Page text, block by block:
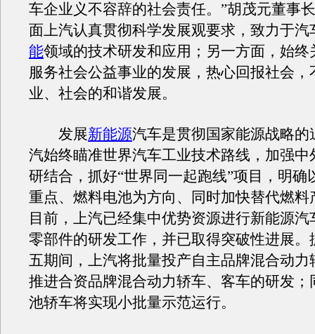
车企业义不容辞的社会责任。”胡茂元董事
面上汽认真贯彻科学发展观要求，致力于汽
能领域的技术研发和应用；另一方面，始终
服务社会公益事业的发展，热心回报社会，
业、社会的和谐发展。
发展新能源汽车是贯彻国家能源战略的
汽始终瞄准世界汽车工业技术路线，加强中
研结合，抓好“世界同一起跑线”项目，明确
重点、燃料电池为方向、同时加快替代燃料
目前，上汽已经集中优势资源进行新能源汽
零部件的研发工作，并已取得突破性进展。
五期间，上汽将批量投产自主品牌混合动力
推进合资品牌混合动力轿车、客车的研发；
池轿车将实现小批量示范运行。